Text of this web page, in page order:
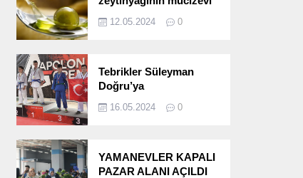
12.05.2024 0
Tebrikler Süleyman
Doğru’ya
16.05.2024 0
YAMANEVLER KAPALI
PAZAR ALANI AÇILDI